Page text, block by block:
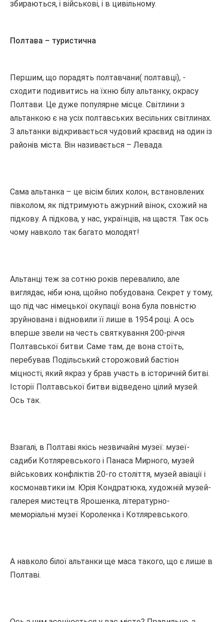
збираються, і військові, і в цивільному.
Полтава – туристична
Першим, що порадять полтавчани( полтавці), -
сходити подивитись на їхню білу альтанку, окрасу
Полтави. Це дуже популярне місце. Світлини з
альтанкою є на усіх полтавських весільних світлинах.
З альтанки відкривається чудовий краєвид на один із
районів міста. Він називається – Левада.
Сама альтанка – це вісім білих колон, встановлених
півколом, як підтримують ажурний вінок, схожий на
підкову. А підкова, у нас, українців, на щастя. Так ось
чому навколо так багато молодят!
Альтанці теж за сотню років перевалило, але
виглядає, ніби юна, щойно побудована. Секрет у тому,
що під час німецької окупації вона була повністю
зруйнована і відновили її лише в 1954 році. А ось
вперше звели на честь святкування 200-річчя
Полтавської битви. Саме там, де вона стоїть,
перебував Подільський сторожовий бастіон
міцності, який якраз у брав участь в історичній битві.
Історії Полтавської битви відведено цілий музей.
Ось так.
Взагалі, в Полтаві якісь незвичайні музеї: музеї-
садиби Котляревського і Панаса Мирного, музей
військових конфліктів 20-го століття, музей авіації і
космонавтики ім. Юрія Кондратюка, художній музей-
галерея мистецтв Ярошенка, літературно-
меморіальні музеї Короленка і Котляревського.
А навколо білої альтанки ще маса такого, що є лише в
Полтаві.